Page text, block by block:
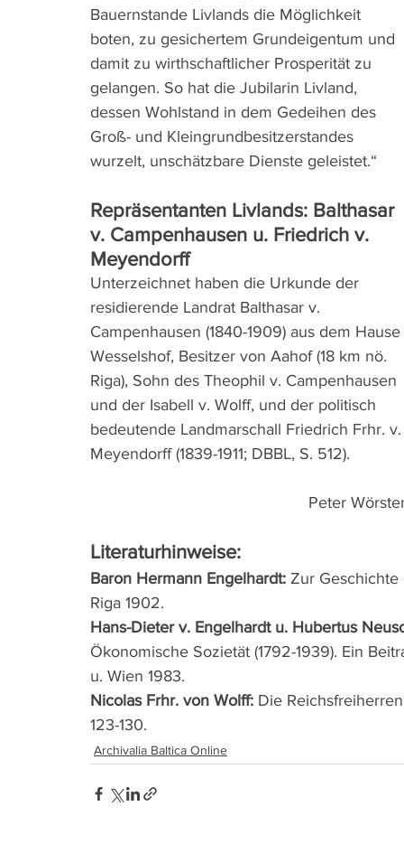
Bauernstande Livlands die Möglichkeit
boten, zu gesichertem Grundeigentum und
damit zu wirthschaftlicher Prosperität zu
gelangen. So hat die Jubilarin Livland,
dessen Wohlstand in dem Gedeihen des
Groß- und Kleingrundbesitzerstandes
wurzelt, unschätzbare Dienste geleistet.“
Repräsentanten Livlands: Balthasar
v. Campenhausen u. Friedrich v.
Meyendorff
Unterzeichnet haben die Urkunde der
residierende Landrat Balthasar v.
Campenhausen (1840-1909) aus dem Hause
Wesselshof, Besitzer von Aahof (18 km nö.
Riga), Sohn des Theophil v. Campenhausen
und der Isabell v. Wolff, und der politisch
bedeutende Landmarschall Friedrich Frhr.
Meyendorff (1839-1911; DBBL, S. 512).
Peter
Literaturhinweise:
Baron Hermann Engelhardt: Zur
Riga 1902.
Hans-Dieter v. Engelhardt u. Hubertus
Ökonomische Sozietät (1792-1939). Ein
u. Wien 1983.
Nicolas Frhr. von Wolff: Die
123-130.
Archivalia Baltica Online